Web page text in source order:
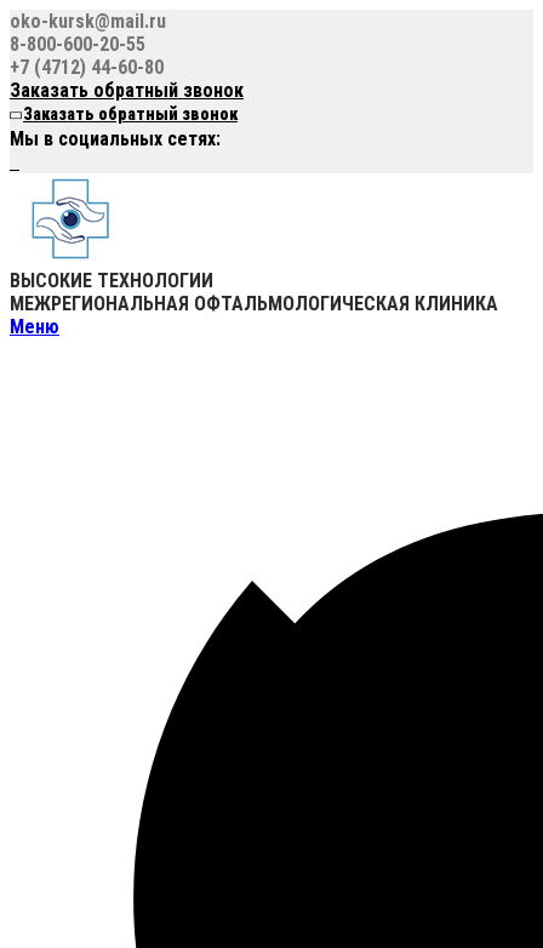
oko-kursk@mail.ru
8-800-600-20-55
+7 (4712) 44-60-80
Заказать обратный звонок
Заказать обратный звонок
Мы в социальных сетях:
ВЫСОКИЕ ТЕХНОЛОГИИ
МЕЖРЕГИОНАЛЬНАЯ ОФТАЛЬМОЛОГИЧЕСКАЯ КЛИНИКА
Меню